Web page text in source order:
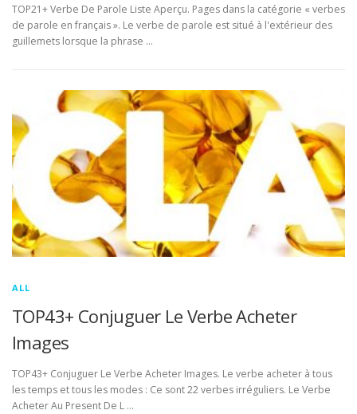
TOP21+ Verbe De Parole Liste Aperçu. Pages dans la catégorie « verbes
de parole en français ». Le verbe de parole est situé à l'extérieur des
guillemets lorsque la phrase …
ALL
TOP43+ Conjuguer Le Verbe Acheter
Images
TOP43+ Conjuguer Le Verbe Acheter Images. Le verbe acheter à tous
les temps et tous les modes : Ce sont 22 verbes irréguliers. Le Verbe
Acheter Au Present De L …